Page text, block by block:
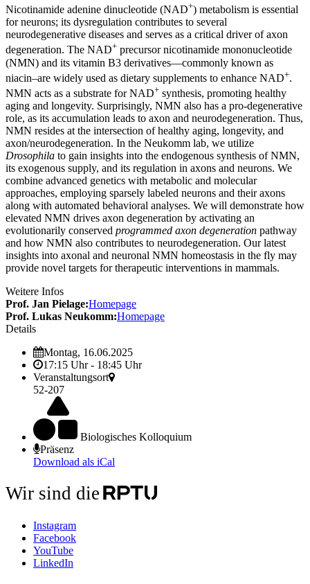
Nicotinamide adenine dinucleotide (NAD+) metabolism is essential
for neurons; its dysregulation contributes to several
neurodegenerative diseases and serves as a critical driver of axon
degeneration. The NAD+ precursor nicotinamide mononucleotide
(NMN) and its vitamin B3 derivatives—commonly known as
niacin–are widely used as dietary supplements to enhance NAD+.
NMN acts as a substrate for NAD+ synthesis, promoting healthy
aging and longevity. Surprisingly, NMN also has a pro-degenerative
role, as its accumulation leads to axon and neurodegeneration. Thus,
NMN resides at the intersection of healthy aging, longevity, and
axon/neurodegeneration. In the Neukomm lab, we utilize
Drosophila to gain insights into the endogenous synthesis of NMN,
its exogenous supply, and its regulation in axons and neurons. We
combine advanced genetics with metabolic and molecular
approaches, employing sparsely labeled neurons and their axons
along with automated behavioral analyses. We will demonstrate how
elevated NMN drives axon degeneration by activating an
evolutionarily conserved programmed axon degeneration pathway
and how NMN also contributes to neurodegeneration. Our latest
insights into axonal and neuronal NMN homeostasis in the fly may
provide novel targets for therapeutic interventions in mammals.
Weitere Infos
Prof. Jan Pielage:Homepage
Prof. Lukas Neukomm:Homepage
Details
Montag, 16.06.2025
17:15 Uhr - 18:45 Uhr
Veranstaltungsort
52-207
Biologisches Kolloquium
Präsenz
Download als iCal
Wir sind die
Instagram
Facebook
YouTube
LinkedIn